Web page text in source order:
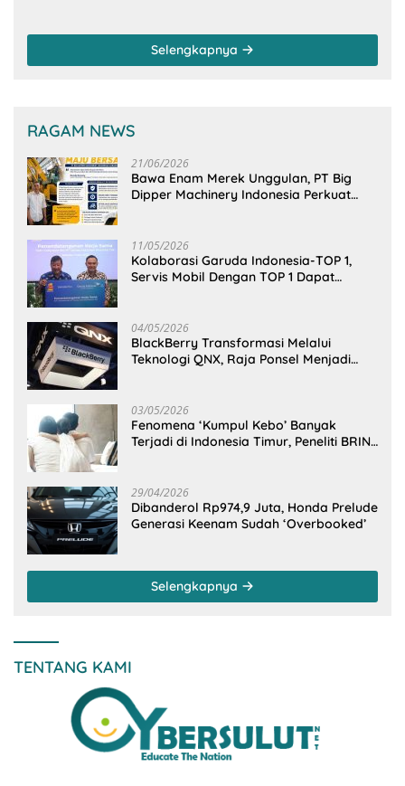
Kementerian PU-RI
Selengkapnya
RAGAM NEWS
21/06/2026
Bawa Enam Merek Unggulan, PT Big
Dipper Machinery Indonesia Perkuat
11/05/2026
Kolaborasi Garuda Indonesia-TOP 1,
Servis Mobil Dengan TOP 1 Dapat
04/05/2026
BlackBerry Transformasi Melalui
Teknologi QNX, Raja Ponsel Menjadi
03/05/2026
Fenomena ‘Kumpul Kebo’ Banyak
Terjadi di Indonesia Timur, Peneliti BRIN
29/04/2026
Dibanderol Rp974,9 Juta, Honda Prelude
Generasi Keenam Sudah ‘Overbooked’
Selengkapnya
TENTANG KAMI